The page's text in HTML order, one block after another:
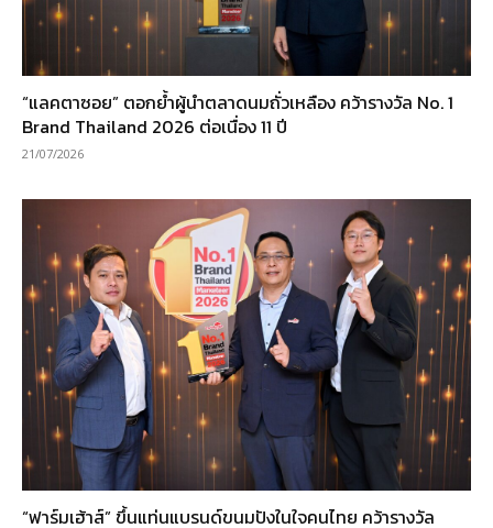
“แลคตาซอย” ตอกย้ำผู้นำตลาดนมถั่วเหลือง คว้ารางวัล No. 1
Brand Thailand 2026 ต่อเนื่อง 11 ปี
21/07/2026
“ฟาร์มเฮ้าส์” ขึ้นแท่นแบรนด์ขนมปังในใจคนไทย คว้ารางวัล